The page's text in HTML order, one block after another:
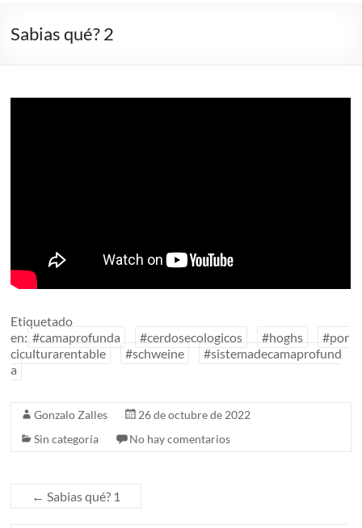
Sabias qué? 2
Etiquetado
en: #camaprofunda #cerdosecologicos #hoghs
#por
ciculturarentable
#schweine
#sistemadecamaprofund
a
Gonzalo Zalles
26 de octubre de 2022
Sin categoría
No hay comentarios
← Sabias qué? 1